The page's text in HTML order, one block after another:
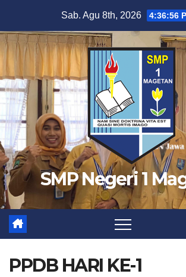
content
Sab. Agu 8th, 2026 4:36:57
SMP Negeri 1
PPDB HARI KE-1